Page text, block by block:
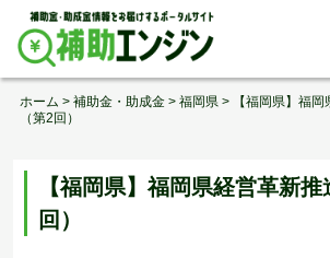
Skip
content
ホーム > 補助金・助成金 > 福岡県 >
【福岡県】福
（第2回）
【福岡県】福岡県経営革新
回）